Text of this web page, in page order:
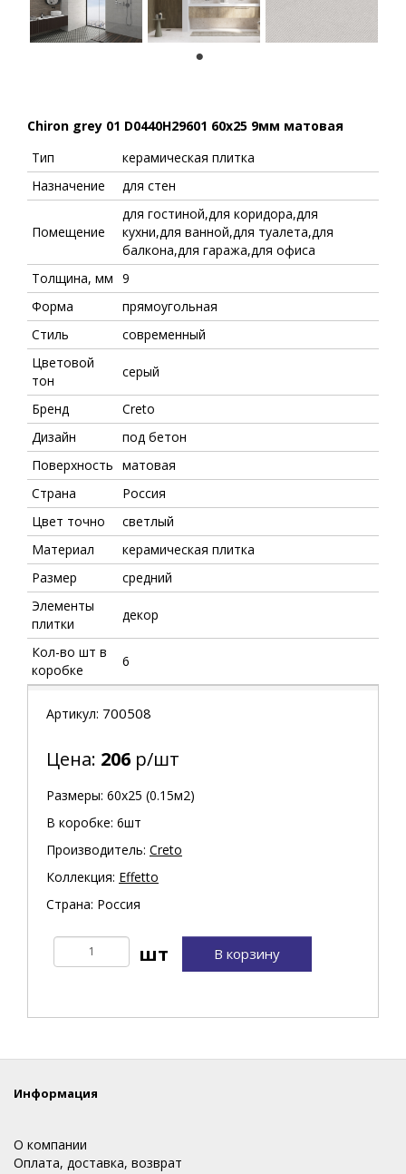
Chiron grey 01 D0440H29601 60x25 9мм матовая
Тип
керамическая плитка
Назначение
для стен
Помещение
для гостиной,для коридора,для
кухни,для ванной,для туалета,для
балкона,для гаража,для офиса
Толщина, мм 9
Форма
прямоугольная
Стиль
современный
Цветовой
тон
серый
Бренд
Creto
Дизайн
под бетон
Поверхность матовая
Страна
Россия
Цвет точно
светлый
Материал
керамическая плитка
Размер
средний
Элементы
плитки
декор
Кол-во шт в
коробке
6
Артикул: 700508
Цена: 206 р/шт
Размеры: 60х25 (0.15м2)
В коробке: 6шт
Производитель: Creto
Коллекция: Effetto
Страна: Россия
В корзину
Информация
О компании
Оплата, доставка, возврат